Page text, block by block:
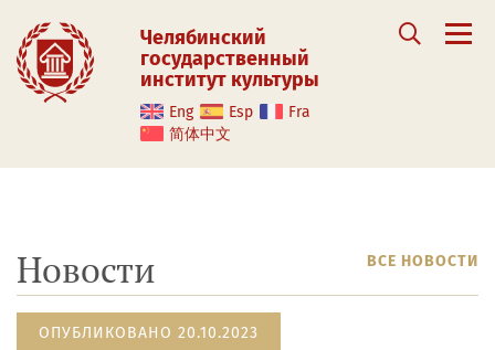
Челябинский
государственный
институт культуры
Eng Esp
Fra
简体中文
Новости ВСЕ НОВОСТИ
ОПУБЛИКОВАНО 20.10.2023